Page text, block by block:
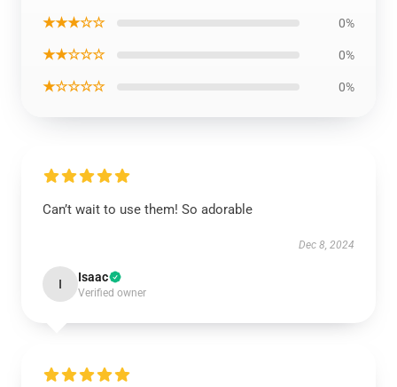
★★★☆☆ 0%
★★☆☆☆ 0%
★☆☆☆☆ 0%
Can’t wait to use them! So adorable
Dec 8, 2024
I Isaac
Verified owner